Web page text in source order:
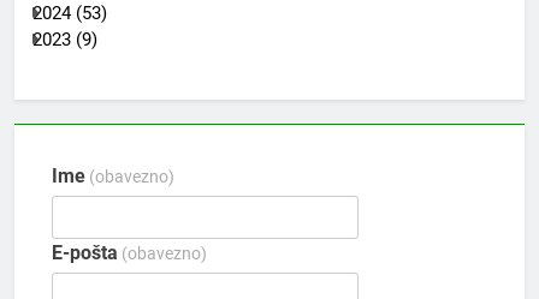
2024 (53)
2023 (9)
Ime (obavezno)
E-pošta (obavezno)